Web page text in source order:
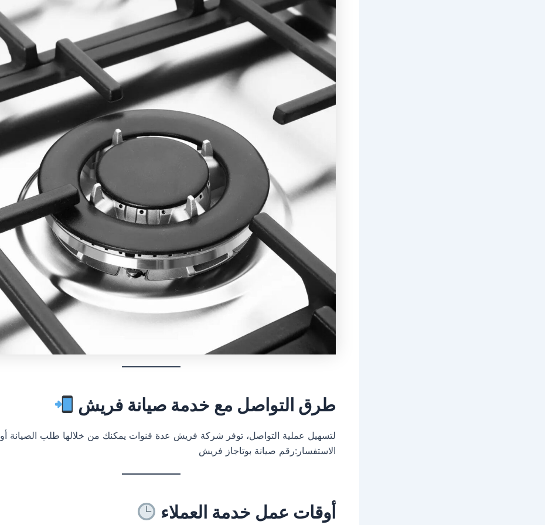
طرق التواصل مع خدمة صيانة فريش
لتسهيل عملية التواصل، توفر شركة فريش عدة قنوات يمكنك من خلالها طلب الصيانة أو
الاستفسار:رقم صيانة بوتاجاز فريش
أوقات عمل خدمة العملاء